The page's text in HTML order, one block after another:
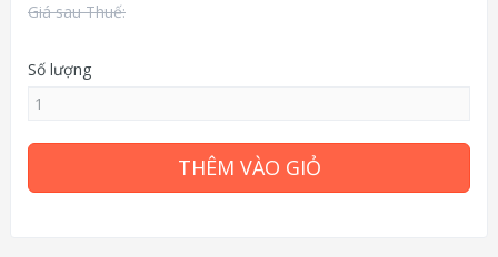
Giá sau Thuế:
Số lượng
THÊM VÀO GIỎ